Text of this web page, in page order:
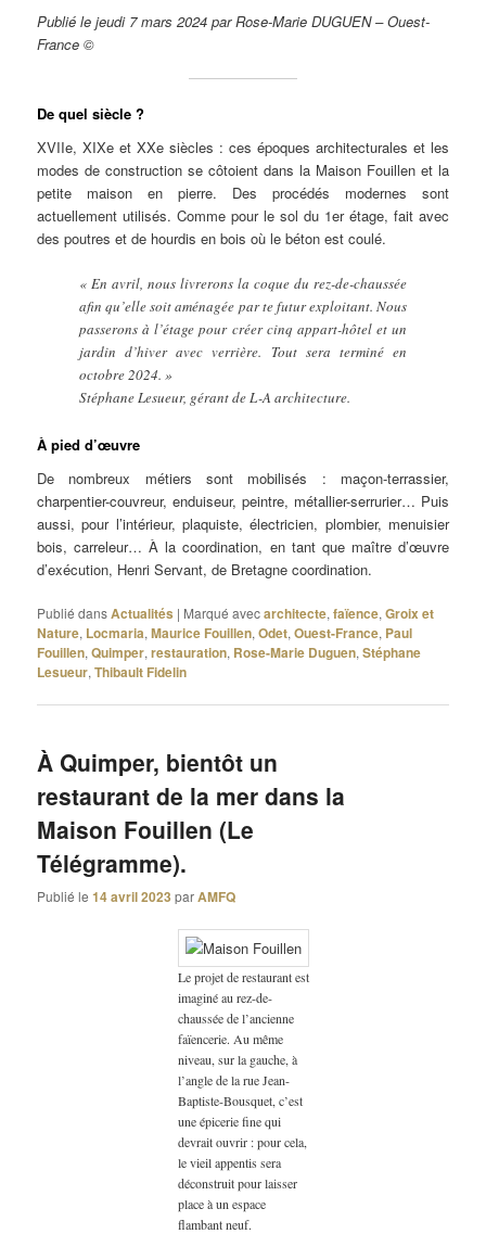
Publié le jeudi 7 mars 2024 par Rose-Marie DUGUEN – Ouest-
France ©
De quel siècle ?
XVIIe, XIXe et XXe siècles : ces époques architecturales et les
modes de construction se côtoient dans la Maison Fouillen et la
petite maison en pierre. Des procédés modernes sont
actuellement utilisés. Comme pour le sol du 1er étage, fait avec
des poutres et de hourdis en bois où le béton est coulé.
« En avril, nous livrerons la coque du rez-de-chaussée
afin qu’elle soit aménagée par te futur exploitant. Nous
passerons à l’étage pour créer cinq appart-hôtel et un
jardin d’hiver avec verrière. Tout sera terminé en
octobre 2024. »
Stéphane Lesueur, gérant de L-A architecture.
À pied d’œuvre
De nombreux métiers sont mobilisés : maçon-terrassier,
charpentier-couvreur, enduiseur, peintre, métallier-serrurier… Puis
aussi, pour l’intérieur, plaquiste, électricien, plombier, menuisier
bois, carreleur… À la coordination, en tant que maître d’œuvre
d’exécution, Henri Servant, de Bretagne coordination.
Publié dansActualités | Marqué avecarchitecte,faïence,Groix et
Nature, Locmaria,Maurice Fouillen,Odet,Ouest-France, Paul
Fouillen,Quimper,restauration, Rose-Marie Duguen,Stéphane
Lesueur,Thibault Fidelin
À Quimper, bientôt un
restaurant de la mer dans la
Maison Fouillen (Le
Télégramme).
Publié le14 avril 2023 parAMFQ
Le projet de restaurant est
imaginé au rez-de-
chaussée de l’ancienne
faïencerie. Au même
niveau, sur la gauche, à
l’angle de la rue Jean-
Baptiste-Bousquet, c’est
une épicerie fine qui
devrait ouvrir : pour cela,
le vieil appentis sera
déconstruit pour laisser
place à un espace
flambant neuf.